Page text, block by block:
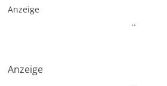
Anzeige
..
Anzeige